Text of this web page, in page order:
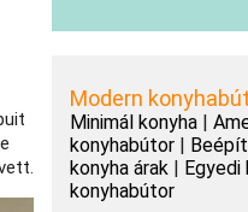
Modern
Minimál konyha|
konyhabútor|
konyha árak| Egyedi
konyhabútor